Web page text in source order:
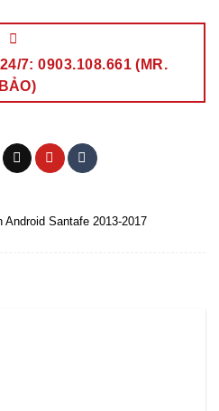
7: 0903.108.661 (MR.
BẢO)
Android Santafe 2013-2017